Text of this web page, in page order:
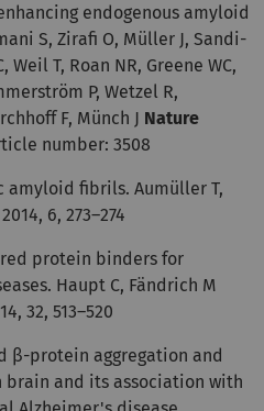
endogenous amyloid
S, Zirafi O, Müller J, Sandi-
Weil T, Roan NR, Greene WC,
P, Wetzel R,
F, Münch J Nature
number: 3508
amyloid fibrils. Aumüller T,
2014, 6, 273–274
protein binders for
Haupt C, Fändrich M
32, 513–520
β-protein aggregation and
and its association with